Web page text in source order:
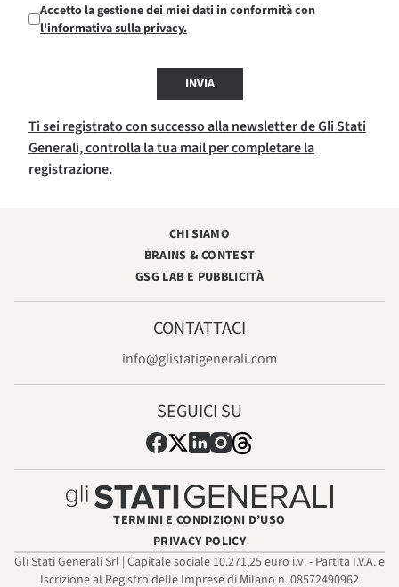
Accetto la gestione dei miei dati in conformità con
l'informativa sulla privacy.
INVIA
Ti sei registrato con successo alla newsletter de Gli Stati
Generali, controlla la tua mail per completare la
registrazione.
CHI SIAMO
BRAINS & CONTEST
GSG LAB E PUBBLICITÀ
CONTATTACI
info@glistatigenerali.com
SEGUICI SU
TERMINI E CONDIZIONI D’USO
PRIVACY POLICY
Gli Stati Generali Srl | Capitale sociale 10.271,25 euro i.v. - Partita I.V.A. e
Iscrizione al Registro delle Imprese di Milano n. 08572490962